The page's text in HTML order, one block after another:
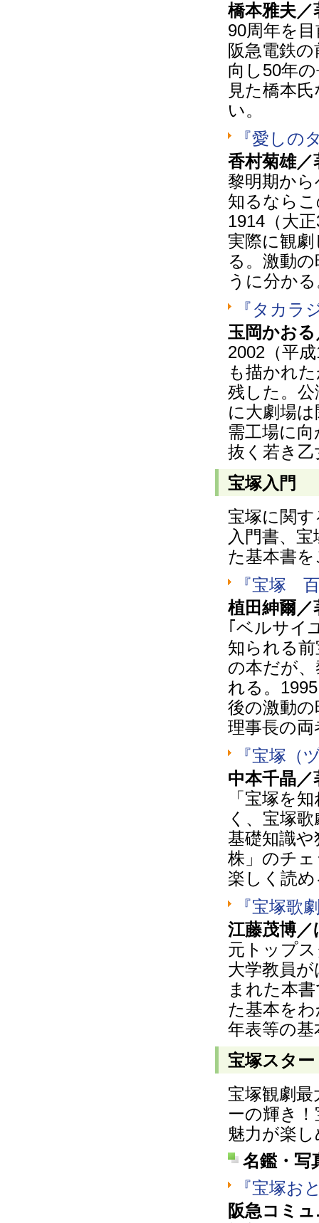
橋本雅夫
90周年を
阪急電鉄
向し50年
見た橋本
い。
『愛しの
香村菊雄
黎明期か
知るなら
1914（大
実際に観
る。激動
うに分か
『タカラ
玉岡かお
2002（平
も描かれ
残した。
に大劇場
需工場に
抜く若き
宝塚入門
宝塚に関
入門書、
た基本書
『宝塚
植田紳爾
｢ベルサイ
知られる
の本だが
れる。
後の激動
理事長の
『宝塚（
中本千晶
「宝塚を
く、宝塚
基礎知識
株」のチ
楽しく読
『宝塚歌
江藤茂博
元トップ
大学教員
まれた本
た基本を
年表等の
宝塚スター
宝塚観劇
ーの輝き
魅力が楽
名鑑・写
『宝塚お
阪急コミ